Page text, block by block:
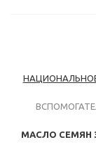
МАСЛО СЕМЯН